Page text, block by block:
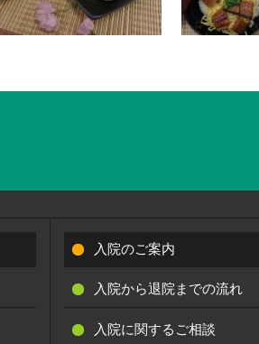
入院のご案内
入院から退院までの流れ
入院に関するご相談